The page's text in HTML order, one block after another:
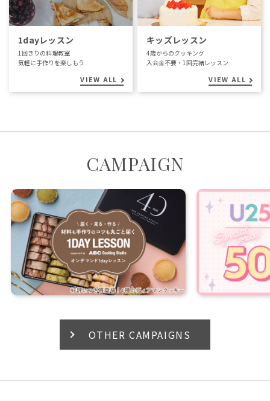
1dayレッスン
1回きりの料理教室
気軽に手作りを楽しもう
VIEW ALL
キッズレッスン
4歳からのクッキング
入会金不要・1回完結レッスン
VIEW ALL
CAMPAIGN
OTHER CAMPAIGNS